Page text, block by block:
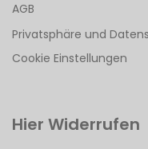
AGB
Privatsphäre und
Cookie Einstellungen
Hier Widerrufen